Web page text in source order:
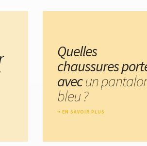
Quelles
chaussures
avecun
bleu ?
EN SAVOIR PLUS